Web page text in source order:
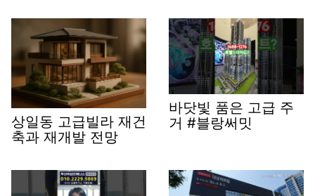
상일동 고급빌라 재건
축과 재개발 전망
바닷빛 품은 고급 주
거 #블랑써밋